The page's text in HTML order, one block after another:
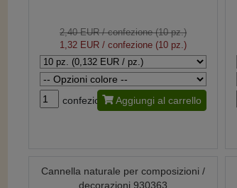
2,40 EUR/ confezione (10 pz.)
1,32 EUR/ confezione (10 pz.)
confezione Aggiungi al carrello
Cannella naturale per composizioni /
decorazioni 930363